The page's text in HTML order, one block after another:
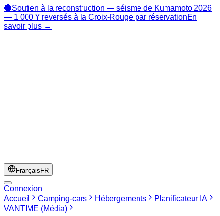
🔴Soutien à la reconstruction — séisme de Kumamoto 2026
— 1 000 ¥ reversés à la Croix-Rouge par réservationEn
savoir plus →
Français FR
Connexion
Accueil
Camping-cars Hébergements
Planificateur IA
VANTIME (Média)